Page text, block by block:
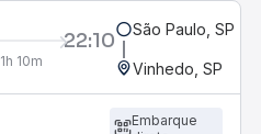
22:10
1h 10m
São Paulo, SP -
Vinhedo, SP
Embarque